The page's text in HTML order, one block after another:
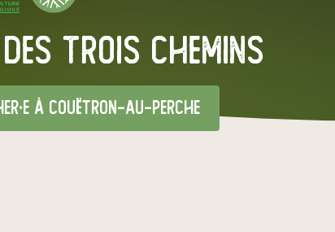
des trois chemins
à Couëtron-au-Perche